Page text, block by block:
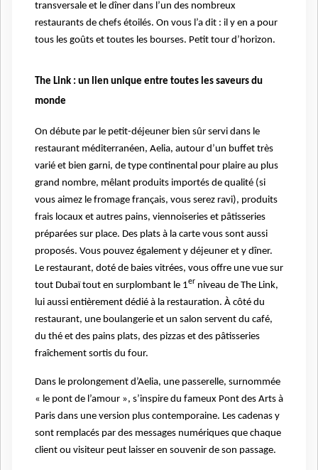
transversale et le dîner dans l’un des nombreux
restaurants de chefs étoilés. On vous l’a dit : il y en a pour
tous les goûts et toutes les bourses. Petit tour d’horizon.
The Link : un lien unique entre toutes les saveurs du
monde
On débute par le petit-déjeuner bien sûr servi dans le
restaurant méditerranéen, Aelia, autour d’un buffet très
varié et bien garni, de type continental pour plaire au plus
grand nombre, mêlant produits importés de qualité (si
vous aimez le fromage français, vous serez ravi), produits
frais locaux et autres pains, viennoiseries et pâtisseries
préparées sur place. Des plats à la carte vous sont aussi
proposés. Vous pouvez également y déjeuner et y dîner.
Le restaurant, doté de baies vitrées, vous offre une vue sur
tout Dubaï tout en surplombant le 1er niveau de The Link,
lui aussi entièrement dédié à la restauration. À côté du
restaurant, une boulangerie et un salon servent du café,
du thé et des pains plats, des pizzas et des pâtisseries
fraîchement sortis du four.
Dans le prolongement d’Aelia, une passerelle, surnommée
« le pont de l’amour », s’inspire du fameux Pont des Arts à
Paris dans une version plus contemporaine. Les cadenas y
sont remplacés par des messages numériques que chaque
client ou visiteur peut laisser en souvenir de son passage.